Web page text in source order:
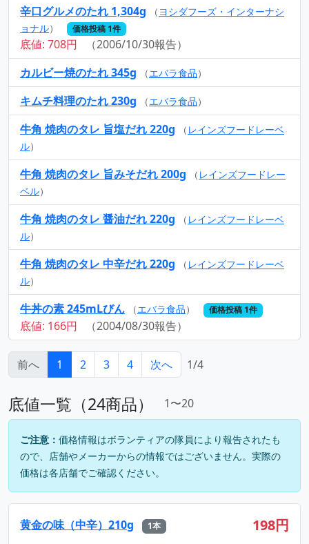
辛口グルメのたれ 1,304g （ ヨシダフーズ・インターナシ
ョナル） 価格投稿 1件
底値: 708円
（2006/10/30報告）
カルビー焼のたれ 345g
（エバラ食品）
キムチ料理のたれ 230g （エバラ食品）
牛角 焼肉のタレ 旨塩だれ 220g （ レインズフードレーベ
ル）
牛角 焼肉のタレ 旨みそだれ 200g （ レインズフードレー
ベル）
牛角 焼肉のタレ 醤油だれ 220g （ レインズフードレーベ
ル）
牛角 焼肉のタレ 中辛だれ 220g （ レインズフードレーベ
ル）
牛丼の素 245mLびん （エバラ食品） 価格投稿 1件
底値: 166円 （2004/08/30報告）
前へ 1 2 3 4 次へ 1/4
底値一覧（24商品） 1〜20
ご注意： 価格情報はボランティアの隊員により報告されたも
ので、店舗やメーカーからの情報ではございません。実際の
価格は各店舗でご確認ください。
黄金の味（中辛）210g 1本 198円